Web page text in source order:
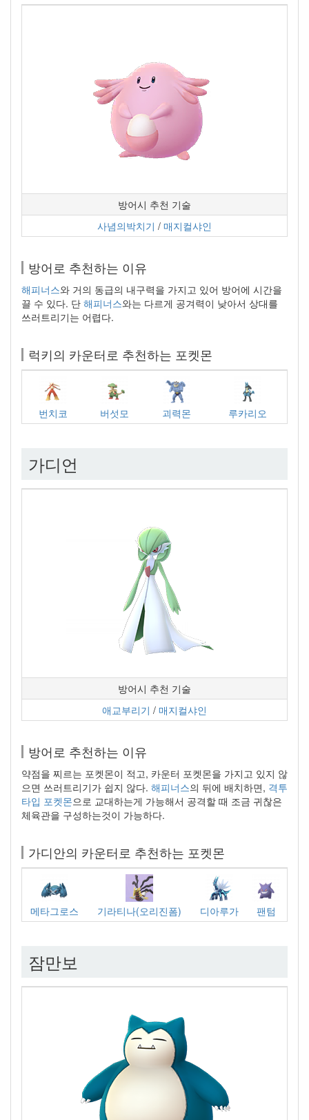
방어시 추천 기술
사념의박치기 / 매지컬샤인
방어로 추천하는 이유
해피너스와 거의 동급의 내구력을 가지고 있어 방어에 시간을
끌 수 있다. 단 해피너스와는 다르게 공겨력이 낮아서 상대를
쓰러트리기는 어렵다.
럭키의 카운터로 추천하는 포켓몬
번치코 버섯모 괴력몬 루카리오
가디언
방어시 추천 기술
애교부리기 / 매지컬샤인
방어로 추천하는 이유
약점을 찌르는 포켓몬이 적고, 카운터 포켓몬을 가지고 있지 않
으면 쓰러트리기가 쉽지 않다. 해피너스의 뒤에 배치하면, 격투
타입 포켓몬으로 교대하는게 가능해서 공격할 때 조금 귀찮은
체육관을 구성하는것이 가능하다.
가디안의 카운터로 추천하는 포켓몬
메타그로스 기라티나(오리진폼) 디아루가 팬텀
잠만보